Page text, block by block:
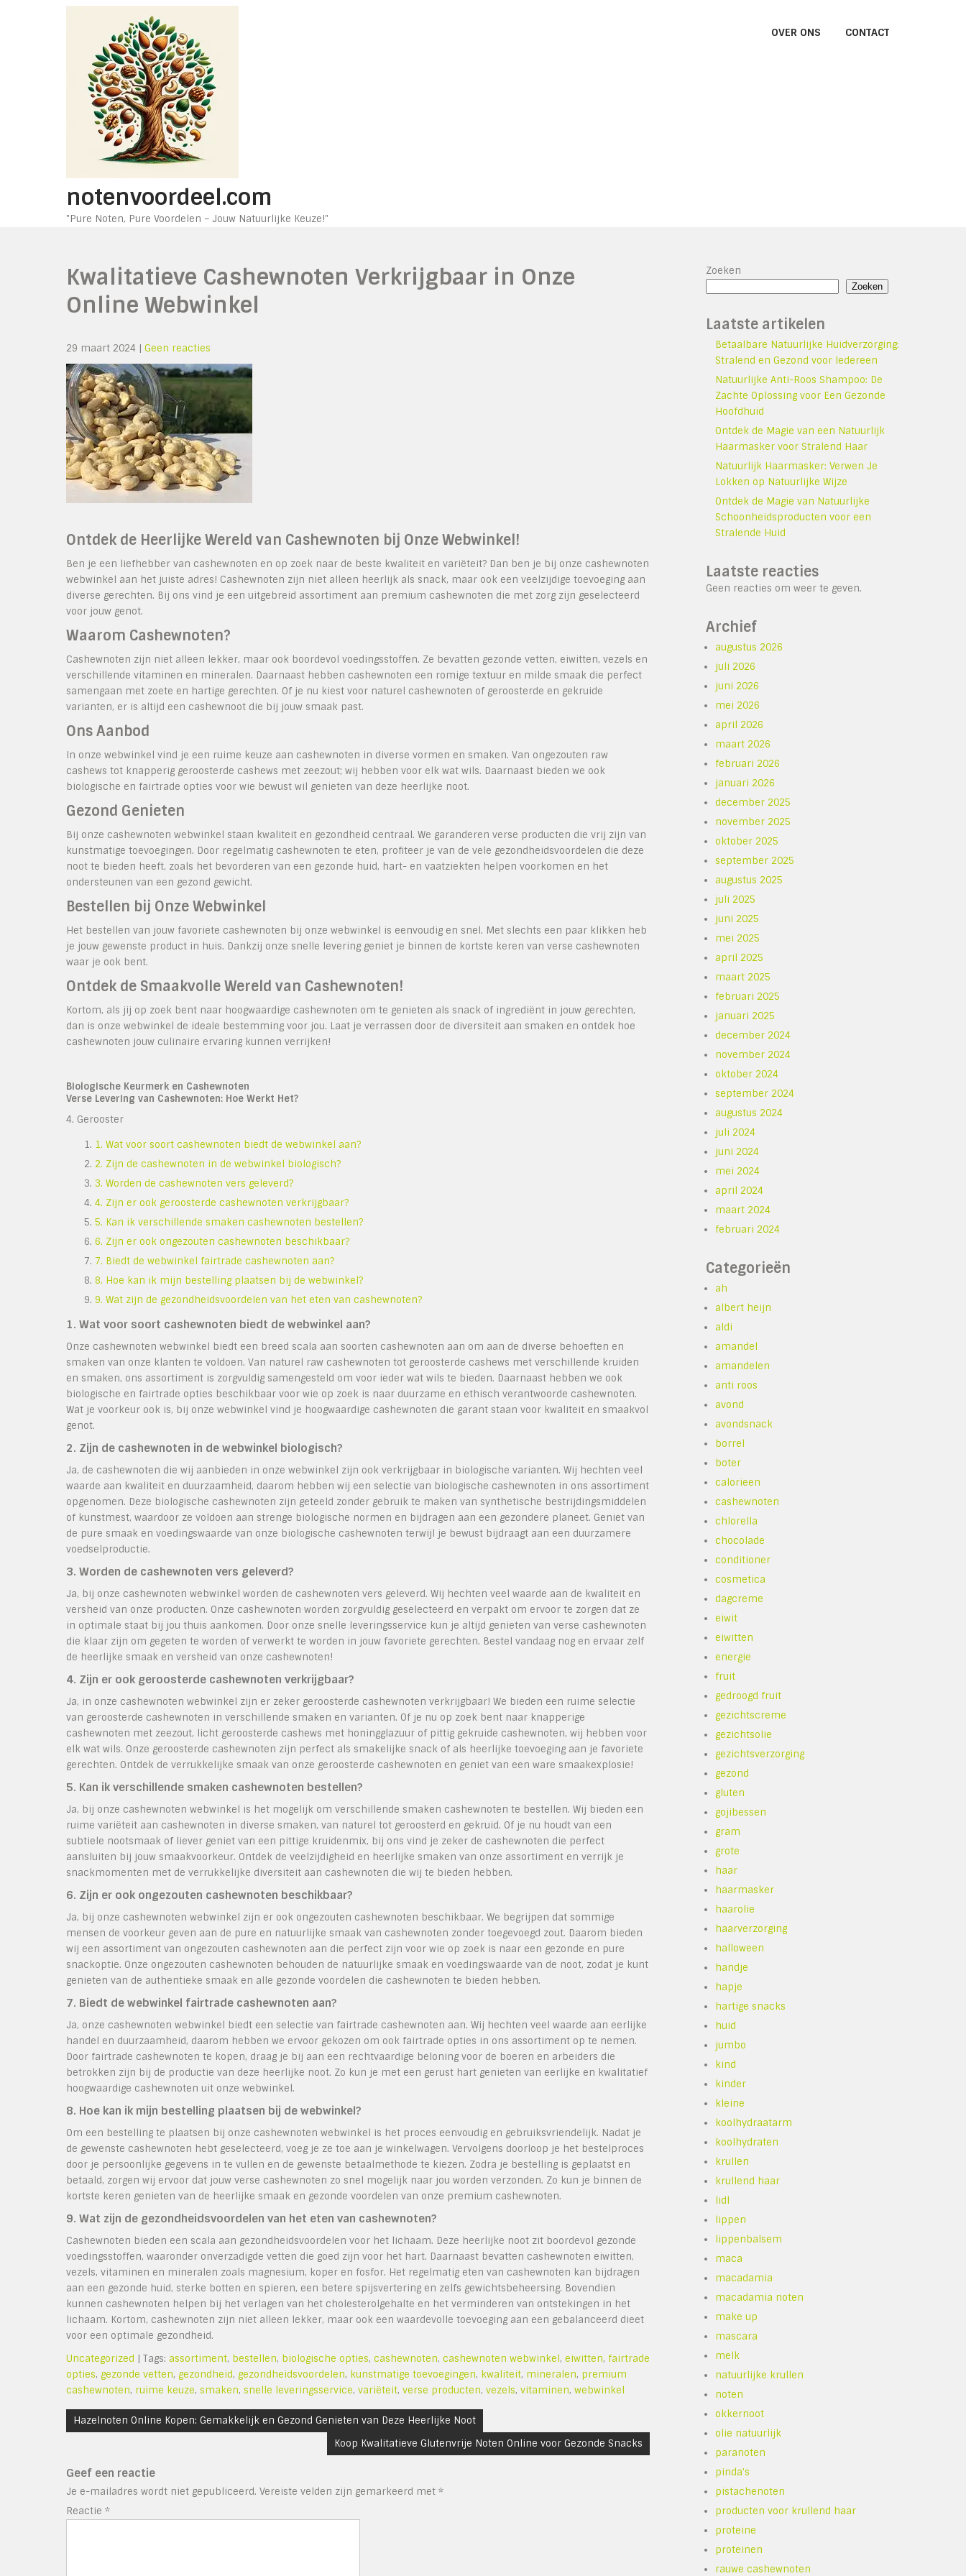
notenvoordeel.com
"Pure Noten, Pure Voordelen – Jouw Natuurlijke Keuze!"
OVER ONS CONTACT
Kwalitatieve Cashewnoten Verkrijgbaar in Onze
Online Webwinkel
29 maart 2024 | Geen reacties
Ontdek de Heerlijke Wereld van Cashewnoten bij Onze Webwinkel!
Ben je een liefhebber van cashewnoten en op zoek naar de beste kwaliteit en variëteit? Dan ben je bij onze cashewnoten
webwinkel aan het juiste adres! Cashewnoten zijn niet alleen heerlijk als snack, maar ook een veelzijdige toevoeging aan
diverse gerechten. Bij ons vind je een uitgebreid assortiment aan premium cashewnoten die met zorg zijn geselecteerd
voor jouw genot.
Waarom Cashewnoten?
Cashewnoten zijn niet alleen lekker, maar ook boordevol voedingsstoffen. Ze bevatten gezonde vetten, eiwitten, vezels en
verschillende vitaminen en mineralen. Daarnaast hebben cashewnoten een romige textuur en milde smaak die perfect
samengaan met zoete en hartige gerechten. Of je nu kiest voor naturel cashewnoten of geroosterde en gekruide
varianten, er is altijd een cashewnoot die bij jouw smaak past.
Ons Aanbod
In onze webwinkel vind je een ruime keuze aan cashewnoten in diverse vormen en smaken. Van ongezouten raw
cashews tot knapperig geroosterde cashews met zeezout; wij hebben voor elk wat wils. Daarnaast bieden we ook
biologische en fairtrade opties voor wie bewust wil genieten van deze heerlijke noot.
Gezond Genieten
Bij onze cashewnoten webwinkel staan kwaliteit en gezondheid centraal. We garanderen verse producten die vrij zijn van
kunstmatige toevoegingen. Door regelmatig cashewnoten te eten, profiteer je van de vele gezondheidsvoordelen die deze
noot te bieden heeft, zoals het bevorderen van een gezonde huid, hart- en vaatziekten helpen voorkomen en het
ondersteunen van een gezond gewicht.
Bestellen bij Onze Webwinkel
Het bestellen van jouw favoriete cashewnoten bij onze webwinkel is eenvoudig en snel. Met slechts een paar klikken heb
je jouw gewenste product in huis. Dankzij onze snelle levering geniet je binnen de kortste keren van verse cashewnoten
waar je ook bent.
Ontdek de Smaakvolle Wereld van Cashewnoten!
Kortom, als jij op zoek bent naar hoogwaardige cashewnoten om te genieten als snack of ingrediënt in jouw gerechten,
dan is onze webwinkel de ideale bestemming voor jou. Laat je verrassen door de diversiteit aan smaken en ontdek hoe
cashewnoten jouw culinaire ervaring kunnen verrijken!
Biologische Keurmerk en Cashewnoten
Verse Levering van Cashewnoten: Hoe Werkt Het?
4. Gerooster
1. Wat voor soort cashewnoten biedt de webwinkel aan?
2. Zijn de cashewnoten in de webwinkel biologisch?
3. Worden de cashewnoten vers geleverd?
4. Zijn er ook geroosterde cashewnoten verkrijgbaar?
5. Kan ik verschillende smaken cashewnoten bestellen?
6. Zijn er ook ongezouten cashewnoten beschikbaar?
7. Biedt de webwinkel fairtrade cashewnoten aan?
8. Hoe kan ik mijn bestelling plaatsen bij de webwinkel?
9. Wat zijn de gezondheidsvoordelen van het eten van cashewnoten?
1. Wat voor soort cashewnoten biedt de webwinkel aan?
Onze cashewnoten webwinkel biedt een breed scala aan soorten cashewnoten aan om aan de diverse behoeften en
smaken van onze klanten te voldoen. Van naturel raw cashewnoten tot geroosterde cashews met verschillende kruiden
en smaken, ons assortiment is zorgvuldig samengesteld om voor ieder wat wils te bieden. Daarnaast hebben we ook
biologische en fairtrade opties beschikbaar voor wie op zoek is naar duurzame en ethisch verantwoorde cashewnoten.
Wat je voorkeur ook is, bij onze webwinkel vind je hoogwaardige cashewnoten die garant staan voor kwaliteit en smaakvol
genot.
2. Zijn de cashewnoten in de webwinkel biologisch?
Ja, de cashewnoten die wij aanbieden in onze webwinkel zijn ook verkrijgbaar in biologische varianten. Wij hechten veel
waarde aan kwaliteit en duurzaamheid, daarom hebben wij een selectie van biologische cashewnoten in ons assortiment
opgenomen. Deze biologische cashewnoten zijn geteeld zonder gebruik te maken van synthetische bestrijdingsmiddelen
of kunstmest, waardoor ze voldoen aan strenge biologische normen en bijdragen aan een gezondere planeet. Geniet van
de pure smaak en voedingswaarde van onze biologische cashewnoten terwijl je bewust bijdraagt aan een duurzamere
voedselproductie.
3. Worden de cashewnoten vers geleverd?
Ja, bij onze cashewnoten webwinkel worden de cashewnoten vers geleverd. Wij hechten veel waarde aan de kwaliteit en
versheid van onze producten. Onze cashewnoten worden zorgvuldig geselecteerd en verpakt om ervoor te zorgen dat ze
in optimale staat bij jou thuis aankomen. Door onze snelle leveringsservice kun je altijd genieten van verse cashewnoten
die klaar zijn om gegeten te worden of verwerkt te worden in jouw favoriete gerechten. Bestel vandaag nog en ervaar zelf
de heerlijke smaak en versheid van onze cashewnoten!
4. Zijn er ook geroosterde cashewnoten verkrijgbaar?
Ja, in onze cashewnoten webwinkel zijn er zeker geroosterde cashewnoten verkrijgbaar! We bieden een ruime selectie
van geroosterde cashewnoten in verschillende smaken en varianten. Of je nu op zoek bent naar knapperige
cashewnoten met zeezout, licht geroosterde cashews met honingglazuur of pittig gekruide cashewnoten, wij hebben voor
elk wat wils. Onze geroosterde cashewnoten zijn perfect als smakelijke snack of als heerlijke toevoeging aan je favoriete
gerechten. Ontdek de verrukkelijke smaak van onze geroosterde cashewnoten en geniet van een ware smaakexplosie!
5. Kan ik verschillende smaken cashewnoten bestellen?
Ja, bij onze cashewnoten webwinkel is het mogelijk om verschillende smaken cashewnoten te bestellen. Wij bieden een
ruime variëteit aan cashewnoten in diverse smaken, van naturel tot geroosterd en gekruid. Of je nu houdt van een
subtiele nootsmaak of liever geniet van een pittige kruidenmix, bij ons vind je zeker de cashewnoten die perfect
aansluiten bij jouw smaakvoorkeur. Ontdek de veelzijdigheid en heerlijke smaken van onze assortiment en verrijk je
snackmomenten met de verrukkelijke diversiteit aan cashewnoten die wij te bieden hebben.
6. Zijn er ook ongezouten cashewnoten beschikbaar?
Ja, bij onze cashewnoten webwinkel zijn er ook ongezouten cashewnoten beschikbaar. We begrijpen dat sommige
mensen de voorkeur geven aan de pure en natuurlijke smaak van cashewnoten zonder toegevoegd zout. Daarom bieden
wij een assortiment van ongezouten cashewnoten aan die perfect zijn voor wie op zoek is naar een gezonde en pure
snackoptie. Onze ongezouten cashewnoten behouden de natuurlijke smaak en voedingswaarde van de noot, zodat je kunt
genieten van de authentieke smaak en alle gezonde voordelen die cashewnoten te bieden hebben.
7. Biedt de webwinkel fairtrade cashewnoten aan?
Ja, onze cashewnoten webwinkel biedt een selectie van fairtrade cashewnoten aan. Wij hechten veel waarde aan eerlijke
handel en duurzaamheid, daarom hebben we ervoor gekozen om ook fairtrade opties in ons assortiment op te nemen.
Door fairtrade cashewnoten te kopen, draag je bij aan een rechtvaardige beloning voor de boeren en arbeiders die
betrokken zijn bij de productie van deze heerlijke noot. Zo kun je met een gerust hart genieten van eerlijke en kwalitatief
hoogwaardige cashewnoten uit onze webwinkel.
8. Hoe kan ik mijn bestelling plaatsen bij de webwinkel?
Om een bestelling te plaatsen bij onze cashewnoten webwinkel is het proces eenvoudig en gebruiksvriendelijk. Nadat je
de gewenste cashewnoten hebt geselecteerd, voeg je ze toe aan je winkelwagen. Vervolgens doorloop je het bestelproces
door je persoonlijke gegevens in te vullen en de gewenste betaalmethode te kiezen. Zodra je bestelling is geplaatst en
betaald, zorgen wij ervoor dat jouw verse cashewnoten zo snel mogelijk naar jou worden verzonden. Zo kun je binnen de
kortste keren genieten van de heerlijke smaak en gezonde voordelen van onze premium cashewnoten.
9. Wat zijn de gezondheidsvoordelen van het eten van cashewnoten?
Cashewnoten bieden een scala aan gezondheidsvoordelen voor het lichaam. Deze heerlijke noot zit boordevol gezonde
voedingsstoffen, waaronder onverzadigde vetten die goed zijn voor het hart. Daarnaast bevatten cashewnoten eiwitten,
vezels, vitaminen en mineralen zoals magnesium, koper en fosfor. Het regelmatig eten van cashewnoten kan bijdragen
aan een gezonde huid, sterke botten en spieren, een betere spijsvertering en zelfs gewichtsbeheersing. Bovendien
kunnen cashewnoten helpen bij het verlagen van het cholesterolgehalte en het verminderen van ontstekingen in het
lichaam. Kortom, cashewnoten zijn niet alleen lekker, maar ook een waardevolle toevoeging aan een gebalanceerd dieet
voor een optimale gezondheid.
Uncategorized | Tags: assortiment, bestellen, biologische opties, cashewnoten, cashewnoten webwinkel, eiwitten, fairtrade
opties, gezonde vetten, gezondheid, gezondheidsvoordelen, kunstmatige toevoegingen, kwaliteit, mineralen, premium
cashewnoten, ruime keuze, smaken, snelle leveringsservice, variëteit, verse producten, vezels, vitaminen, webwinkel
Bericht
navigatie
Hazelnoten Online Kopen: Gemakkelijk en Gezond Genieten van Deze Heerlijke Noot
Koop Kwalitatieve Glutenvrije Noten Online voor Gezonde Snacks
Geef een reactie
Je e-mailadres wordt niet gepubliceerd. Vereiste velden zijn gemarkeerd met *
Reactie *
Zoeken
Zoeken
Laatste artikelen
Betaalbare Natuurlijke Huidverzorging:
Stralend en Gezond voor Iedereen
Natuurlijke Anti-Roos Shampoo: De
Zachte Oplossing voor Een Gezonde
Hoofdhuid
Ontdek de Magie van een Natuurlijk
Haarmasker voor Stralend Haar
Natuurlijk Haarmasker: Verwen Je
Lokken op Natuurlijke Wijze
Ontdek de Magie van Natuurlijke
Schoonheidsproducten voor een
Stralende Huid
Laatste reacties
Geen reacties om weer te geven.
Archief
augustus 2026
juli 2026
juni 2026
mei 2026
april 2026
maart 2026
februari 2026
januari 2026
december 2025
november 2025
oktober 2025
september 2025
augustus 2025
juli 2025
juni 2025
mei 2025
april 2025
maart 2025
februari 2025
januari 2025
december 2024
november 2024
oktober 2024
september 2024
augustus 2024
juli 2024
juni 2024
mei 2024
april 2024
maart 2024
februari 2024
Categorieën
ah
albert heijn
aldi
amandel
amandelen
anti roos
avond
avondsnack
borrel
boter
calorieen
cashewnoten
chlorella
chocolade
conditioner
cosmetica
dagcreme
eiwit
eiwitten
energie
fruit
gedroogd fruit
gezichtscreme
gezichtsolie
gezichtsverzorging
gezond
gluten
gojibessen
gram
grote
haar
haarmasker
haarolie
haarverzorging
halloween
handje
hapje
hartige snacks
huid
jumbo
kind
kinder
kleine
koolhydraatarm
koolhydraten
krullen
krullend haar
lidl
lippen
lippenbalsem
maca
macadamia
macadamia noten
make up
mascara
melk
natuurlijke krullen
noten
okkernoot
olie natuurlijk
paranoten
pinda's
pistachenoten
producten voor krullend haar
proteine
proteinen
rauwe cashewnoten